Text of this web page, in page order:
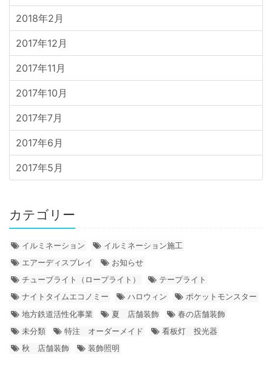
2018年2月
2017年12月
2017年11月
2017年10月
2017年7月
2017年6月
2017年5月
カテゴリー
イルミネーション
イルミネーション施工
エアーディスプレイ
お知らせ
チューブライト（ロープライト）
テープライト
ナイトタイムエコノミー
ハロウィン
ポケットモンスター
地方鉄道活性化事業
夏 店舗装飾
春の店舗装飾
未分類
特注 オーダーメイド
看板灯 投光器
秋 店舗装飾
装飾照明